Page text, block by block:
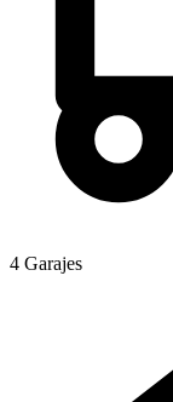
4 Garajes